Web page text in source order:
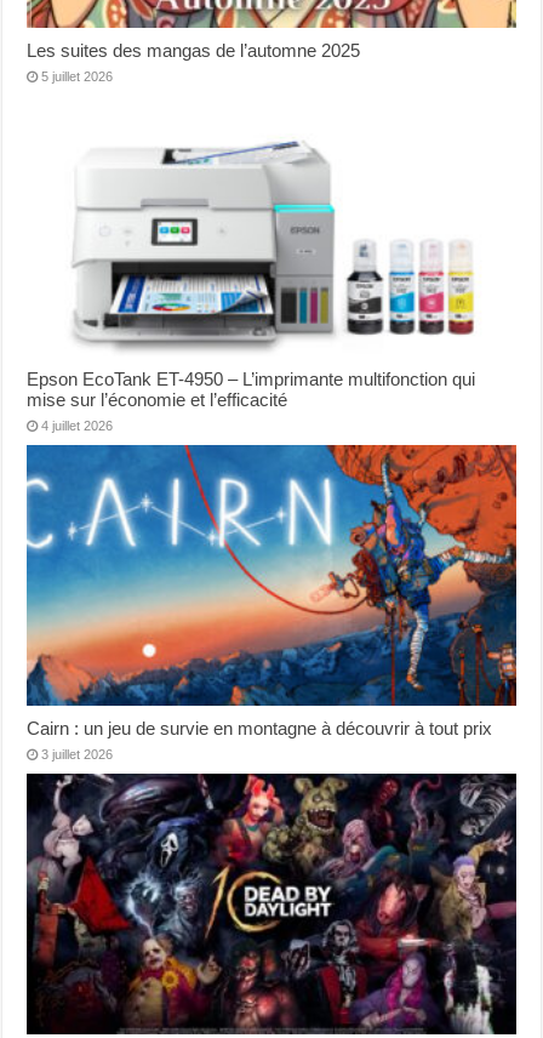
Les suites des mangas de l’automne 2025
5 juillet 2026
Epson EcoTank ET-4950 – L’imprimante multifonction qui
mise sur l’économie et l’efficacité
4 juillet 2026
Cairn : un jeu de survie en montagne à découvrir à tout prix
3 juillet 2026